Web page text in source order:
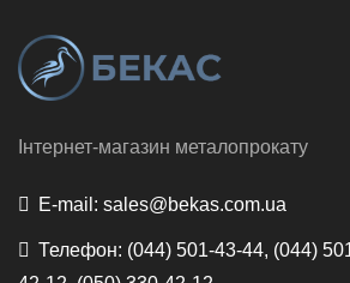
Інтернет-магазин металопрокату
E-mail: sales@bekas.com.ua
Телефон: (044) 501-43-44, (044)